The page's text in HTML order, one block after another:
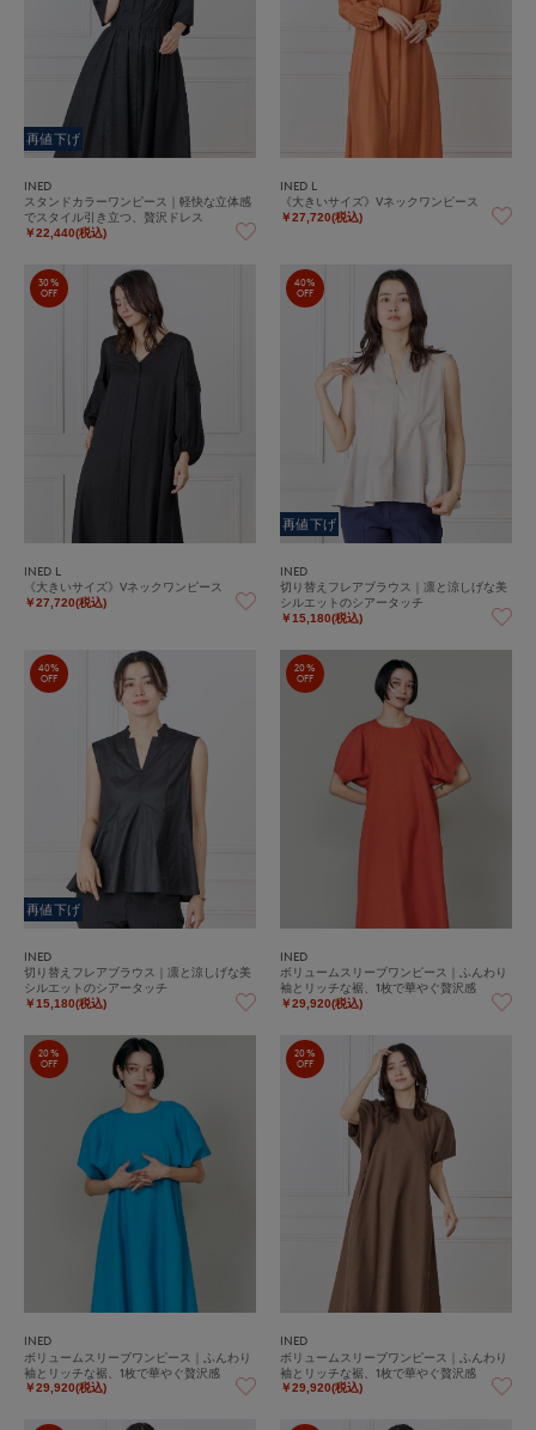
再値下げ
INED
スタンドカラーワンピース｜軽快な立体感
でスタイル引き立つ、贅沢ドレス
￥22,440(税込)
INED L
《大きいサイズ》Vネックワンピース
￥27,720(税込)
30%
OFF
INED L
《大きいサイズ》Vネックワンピース
￥27,720(税込)
40%
OFF
再値下げ
INED
切り替えフレアブラウス｜凛と涼しげな美
シルエットのシアータッチ
￥15,180(税込)
40%
OFF
再値下げ
INED
切り替えフレアブラウス｜凛と涼しげな美
シルエットのシアータッチ
￥15,180(税込)
20%
OFF
INED
ボリュームスリーブワンピース｜ふんわり
袖とリッチな裾、1枚で華やぐ贅沢感
￥29,920(税込)
20%
OFF
INED
ボリュームスリーブワンピース｜ふんわり
袖とリッチな裾、1枚で華やぐ贅沢感
￥29,920(税込)
20%
OFF
INED
ボリュームスリーブワンピース｜ふんわり
袖とリッチな裾、1枚で華やぐ贅沢感
￥29,920(税込)